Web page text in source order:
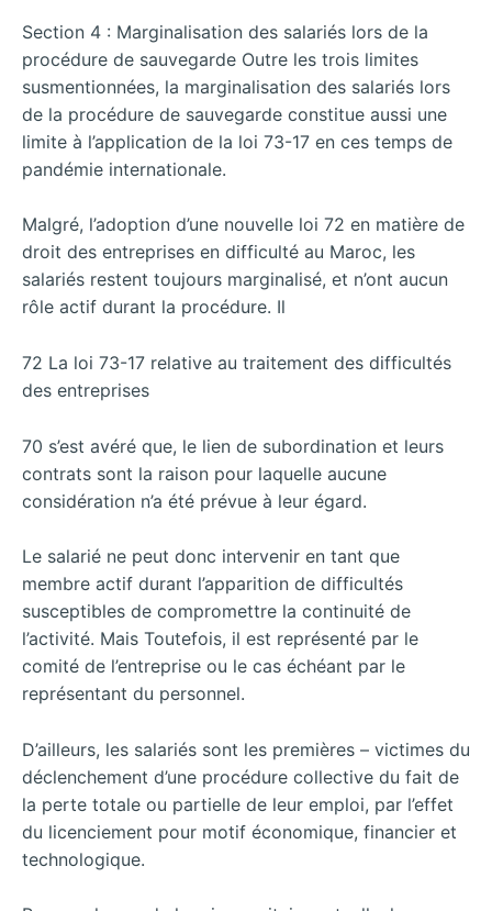
Section 4 : Marginalisation des salariés lors de la
procédure de sauvegarde Outre les trois limites
susmentionnées, la marginalisation des salariés lors
de la procédure de sauvegarde constitue aussi une
limite à l’application de la loi 73-17 en ces temps de
pandémie internationale.
Malgré, l’adoption d’une nouvelle loi 72 en matière de
droit des entreprises en difficulté au Maroc, les
salariés restent toujours marginalisé, et n’ont aucun
rôle actif durant la procédure. Il
72 La loi 73-17 relative au traitement des difficultés
des entreprises
70 s’est avéré que, le lien de subordination et leurs
contrats sont la raison pour laquelle aucune
considération n’a été prévue à leur égard.
Le salarié ne peut donc intervenir en tant que
membre actif durant l’apparition de difficultés
susceptibles de compromettre la continuité de
l’activité. Mais Toutefois, il est représenté par le
comité de l’entreprise ou le cas échéant par le
représentant du personnel.
D’ailleurs, les salariés sont les premières – victimes du
déclenchement d’une procédure collective du fait de
la perte totale ou partielle de leur emploi, par l’effet
du licenciement pour motif économique, financier et
technologique.